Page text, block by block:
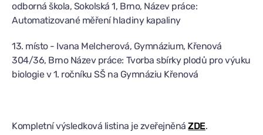
odborná škola, Sokolská 1, Brno, Název práce:
Automatizované měření hladiny kapaliny
13. místo - Ivana Melcherová, Gymnázium, Křenová
304/36, Brno Název práce: Tvorba sbírky plodů pro výuku
biologie v 1. ročníku SŠ na Gymnáziu Křenová
Kompletní výsledková listina je zveřejněnáZDE.